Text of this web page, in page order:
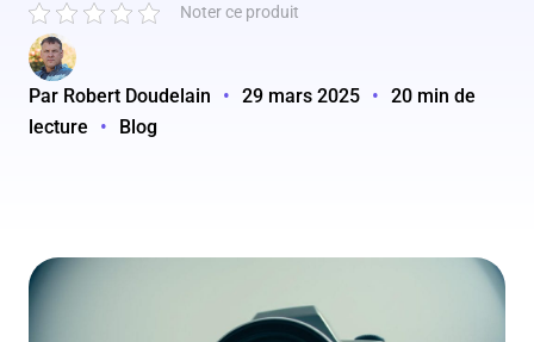
Noter ce produit
Par Robert Doudelain • 29 mars 2025 • 20 min de
lecture
• Blog